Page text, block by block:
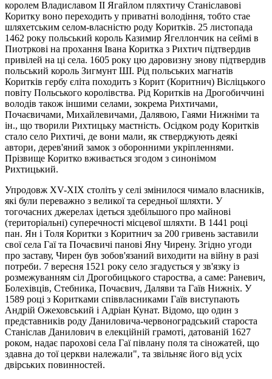
королем Владиславом II Ягайлом пляхтичу Станіславові
Коритку воно переходить у приватні володіння, тобто стае
шляхетським селом-власнiстю роду Коритків. 25 листопада
1462 року польський король Казимир Ягеллончик на сеймі в
Пиотркові на прохання Івана Коритка з Рихтич підтвердив
привілей на ці села. 1605 року цю даровизну знову підтвердив
польський король Зигмунт ШI. Рід польських магнатів
Коритків гербу єліта походить з Корит (Коритнич) Bісліцького
повіту Польського королівства. Рід Коритків на Дрогобиччині
володів також іншими селами, зокрема Рихтичами,
Почаєвичами, Михайлевичами, Далявою, Гаями Нижніми та
ін., що творили Рихтицьку маєтність. Осідком роду Коритків
стало село Рихтичі, де вони мали, як стверджують деякі
автори, дерев'яний замок з оборонними укріпленнями.
Прізвище Коритко вживається згодом з синонімом
Рихтицький.
Упродовж ХV-XIX століть у селі змінилося чимало власників,
які були переважно з великої та середньої шляхти. У
тогочасних джерелах ідеться здебільшого про майнові
(територіальні) суперечності місцевої шляхти. В 1441 році
пан. Ян і Толя Коритки з Коритнич за 200 гривень заставили
свої села Гаї та Почаєвичі панові Яну Чирену. Згідно угоди
про заставу, Чирен був зобов'язаний виходити на війну в разі
потреби. 7 вересня 1521 року село згадується у зв'язку із
розмежуванням сіл Дрогобицького староства, а саме: Раневич,
Болехівців, Стебника, Почаєвич, Даляви та Гаїв Нижніх. У
1589 році з Коритками співвласниками Гаїв виступають
Андрій Ожеховський i Адрiан Кунат. Відомо, що один з
представників роду Даниловича-червоноградський староста
Станіслав Данилович в елекційній грамоті, датованій 1627
роком, надає парохові села Гaї півлану поля та сіножатей, що
здавна до тої церкви належали", та звільняє його від усіх
двірських повинностей.